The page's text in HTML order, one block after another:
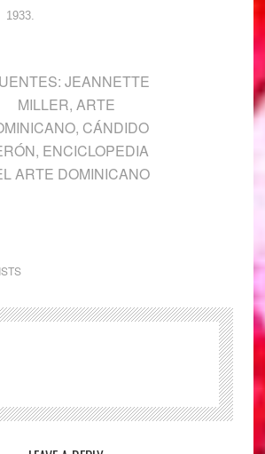
1933.
JEANNETTE
MILLER, ARTE
CÁNDIDO
ENCICLOPEDIA
ARTE DOMINICANO